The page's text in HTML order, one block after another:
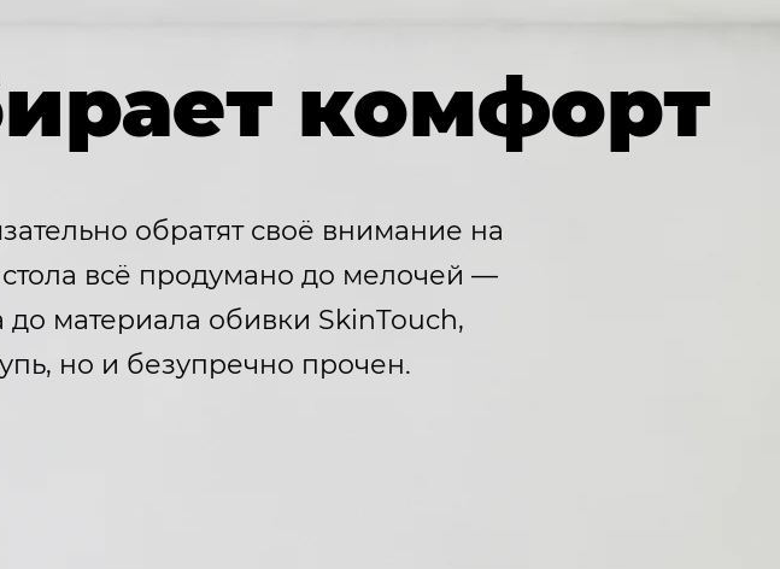
комфорт
обратят своё внимание на
всё продумано до мелочей —
материала обивки SkinTouch,
но и безупречно прочен.